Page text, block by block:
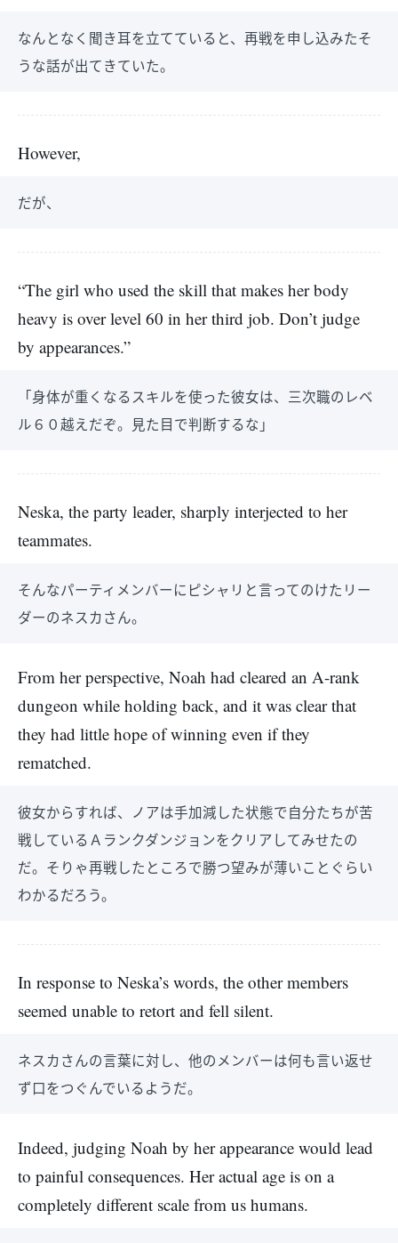
なんとなく聞き耳を立てていると、再戦を申し込みたそ
うな話が出てきていた。
However,
だが、
“The girl who used the skill that makes her body
heavy is over level 60 in her third job. Don’t judge
by appearances.”
「身体が重くなるスキルを使った彼女は、三次職のレベ
ル６０越えだぞ。見た目で判断するな」
Neska, the party leader, sharply interjected to her
teammates.
そんなパーティメンバーにピシャリと言ってのけたリー
ダーのネスカさん。
From her perspective, Noah had cleared an A-rank
dungeon while holding back, and it was clear that
they had little hope of winning even if they
rematched.
彼女からすれば、ノアは手加減した状態で自分たちが苦
戦しているＡランクダンジョンをクリアしてみせたの
だ。そりゃ再戦したところで勝つ望みが薄いことぐらい
わかるだろう。
In response to Neska’s words, the other members
seemed unable to retort and fell silent.
ネスカさんの言葉に対し、他のメンバーは何も言い返せ
ず口をつぐんでいるようだ。
Indeed, judging Noah by her appearance would lead
to painful consequences. Her actual age is on a
completely different scale from us humans.